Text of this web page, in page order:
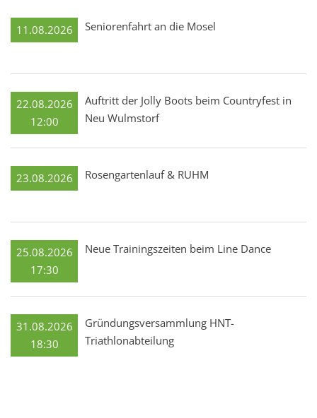
11.08.2026 Seniorenfahrt an die Mosel
22.08.2026
12:00
Auftritt der Jolly Boots beim Countryfest in
Neu Wulmstorf
23.08.2026 Rosengartenlauf & RUHM
25.08.2026
17:30
Neue Trainingszeiten beim Line Dance
31.08.2026
18:30
Gründungsversammlung HNT-
Triathlonabteilung